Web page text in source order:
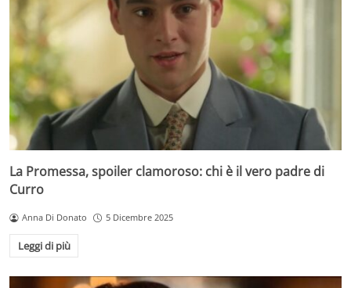
La Promessa, spoiler clamoroso: chi è il vero padre di
Curro
Anna Di Donato 5 Dicembre 2025
Leggi di più